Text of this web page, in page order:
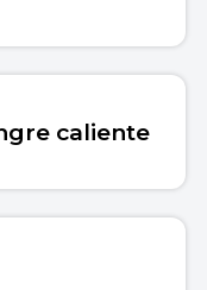
caliente